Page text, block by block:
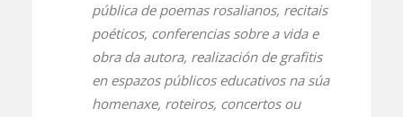
pública de poemas rosalianos, recitais
poéticos, conferencias sobre a vida e
obra da autora, realización de grafitis
en espazos públicos educativos na súa
homenaxe, roteiros, concertos ou